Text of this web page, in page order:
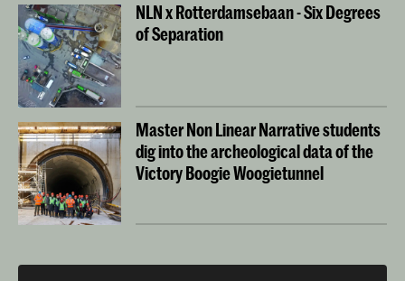
NLN x Rotterdamsebaan - Six Degrees
of Separation
Master Non Linear Narrative students
dig into the archeological data of the
Victory Boogie Woogietunnel